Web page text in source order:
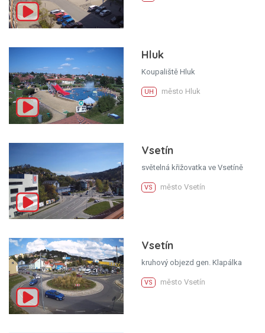
Hluk
Koupaliště Hluk
UH město Hluk
Vsetín
světelná křižovatka ve Vsetíně
VS město Vsetín
Vsetín
kruhový objezd gen. Klapálka
VS město Vsetín